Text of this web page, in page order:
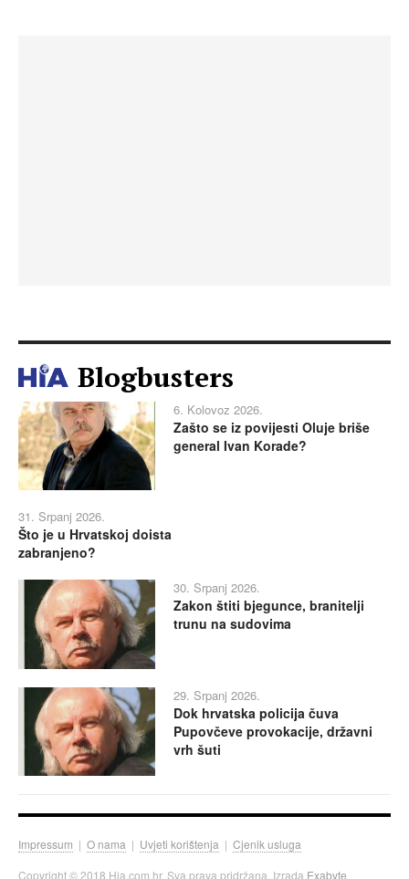
Blogbusters
6. Kolovoz 2026.
Zašto se iz povijesti Oluje briše
general Ivan Korade?
31. Srpanj 2026.
Što je u Hrvatskoj doista
zabranjeno?
30. Srpanj 2026.
Zakon štiti bjegunce, branitelji
trunu na sudovima
29. Srpanj 2026.
Dok hrvatska policija čuva
Pupovčeve provokacije, državni
vrh šuti
Impressum | O nama | Uvjeti korištenja | Cjenik usluga
Copyright © 2018 Hia.com.hr. Sva prava pridržana. Izrada Exabyte